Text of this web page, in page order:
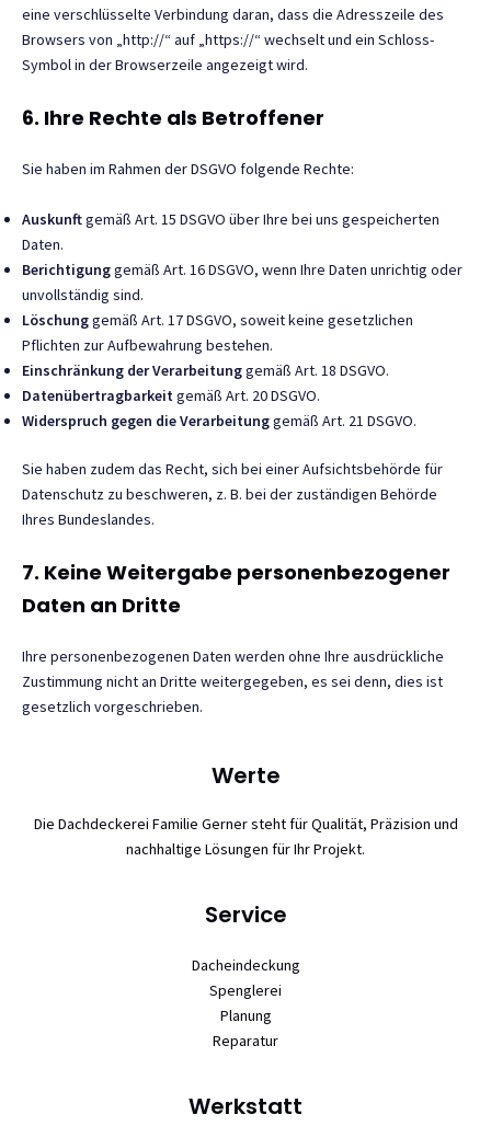
eine verschlüsselte Verbindung daran, dass die Adresszeile des
Browsers von „http://“ auf „https://“ wechselt und ein Schloss-
Symbol in der Browserzeile angezeigt wird.
6. Ihre Rechte als Betroffener
Sie haben im Rahmen der DSGVO folgende Rechte:
Auskunftgemäß Art. 15 DSGVO über Ihre bei uns gespeicherten
Daten.
Berichtigunggemäß Art. 16 DSGVO, wenn Ihre Daten unrichtig oder
unvollständig sind.
Löschunggemäß Art. 17 DSGVO, soweit keine gesetzlichen
Pflichten zur Aufbewahrung bestehen.
Einschränkung der Verarbeitunggemäß Art. 18 DSGVO.
Datenübertragbarkeit gemäß Art. 20 DSGVO.
Widerspruch gegen die Verarbeitunggemäß Art. 21 DSGVO.
Sie haben zudem das Recht, sich bei einer Aufsichtsbehörde für
Datenschutz zu beschweren, z. B. bei der zuständigen Behörde
Ihres Bundeslandes.
7. Keine Weitergabe personenbezogener
Daten an Dritte
Ihre personenbezogenen Daten werden ohne Ihre ausdrückliche
Zustimmung nicht an Dritte weitergegeben, es sei denn, dies ist
gesetzlich vorgeschrieben.
Werte
Die Dachdeckerei Familie Gerner steht für Qualität, Präzision und
nachhaltige Lösungen für Ihr Projekt.
Service
Dacheindeckung
Spenglerei
Planung
Reparatur
Werkstatt